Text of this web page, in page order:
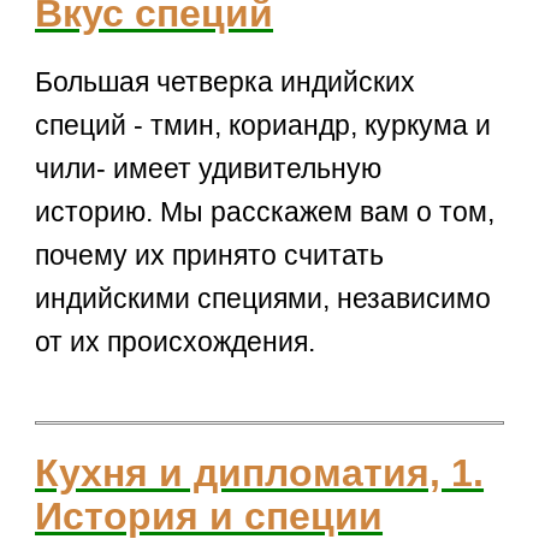
Вкус специй
Большая четверка индийских
специй - тмин, кориандр, куркума и
чили- имеет удивительную
историю. Мы расскажем вам о том,
почему их принято считать
индийскими специями, независимо
от их происхождения.
Кухня и дипломатия, 1.
История и специи